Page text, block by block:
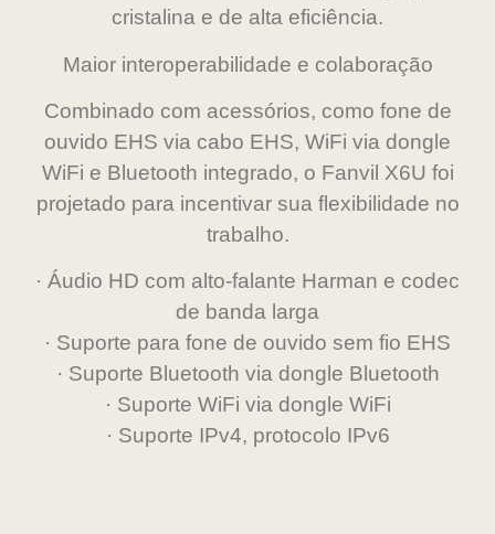
cristalina e de alta eficiência.
Maior interoperabilidade e colaboração
Combinado com acessórios, como fone de
ouvido EHS via cabo EHS, WiFi via dongle
WiFi e Bluetooth integrado, o Fanvil X6U foi
projetado para incentivar sua flexibilidade no
trabalho.
· Áudio HD com alto-falante Harman e codec
de banda larga
· Suporte para fone de ouvido sem fio EHS
· Suporte Bluetooth via dongle Bluetooth
· Suporte WiFi via dongle WiFi
· Suporte IPv4, protocolo IPv6